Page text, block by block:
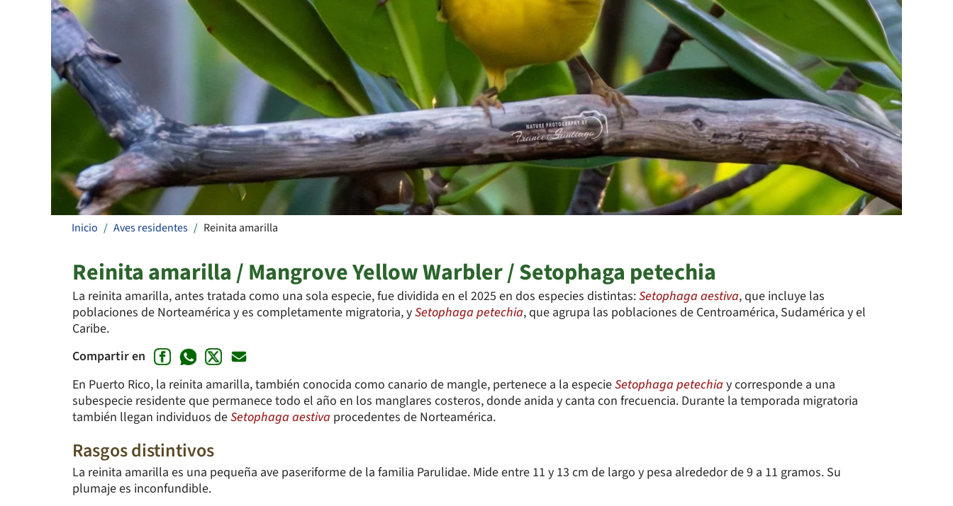
Inicio Aves residentes Reinita amarilla
Reinita amarilla / Mangrove Yellow Warbler / Setophaga petechia
La reinita amarilla, antes tratada como una sola especie, fue dividida en el 2025 en dos especies distintas:Setophaga aestiva, que incluye las
poblaciones de Norteamérica y es completamente migratoria, ySetophaga petechia, que agrupa las poblaciones de Centroamérica, Sudamérica y el
Caribe.
Compartir en
En Puerto Rico, la reinita amarilla, también conocida como canario de mangle, pertenece a la especieSetophaga petechiay corresponde a una
subespecie residente que permanece todo el año en los manglares costeros, donde anida y canta con frecuencia. Durante la temporada migratoria
también llegan individuos deSetophaga aestiva procedentes de Norteamérica.
Rasgos distintivos
La reinita amarilla es una pequeña ave paseriforme de la familia Parulidae. Mide entre 11 y 13 cm de largo y pesa alrededor de 9 a 11 gramos. Su
plumaje es inconfundible.